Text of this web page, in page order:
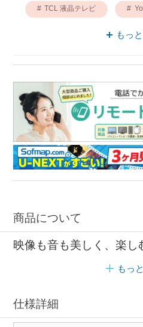
TCL 液晶テレビ
もっ
商品について
映像も音も美しく、楽し
もっ
仕様詳細